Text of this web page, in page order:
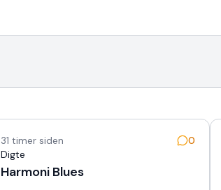
31 timer siden
0
Digte
Harmoni Blues